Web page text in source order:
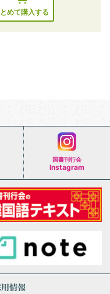
めて購入する
国書刊行会
Instagram